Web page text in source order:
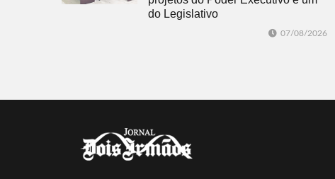
do Legislativo
07/08/2026